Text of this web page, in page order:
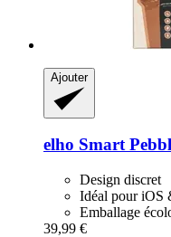
Ajouter
elho Smart
Design discret
Idéal pour iOS
Emballage
39,99 €